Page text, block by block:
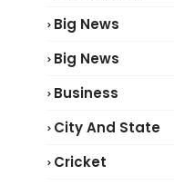
Big News
Big News
Business
City And State
Cricket